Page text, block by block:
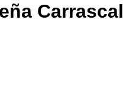
Carrascal